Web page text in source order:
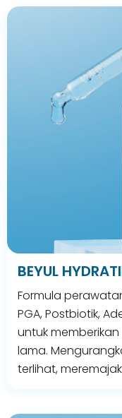
BEYUL
Formula
PGA, Postbiotik,
untuk
lama.
terlihat,